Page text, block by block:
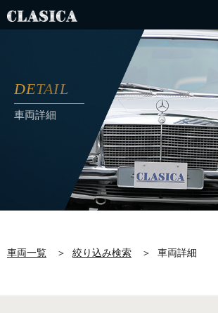
DETAIL
車両詳細
車両一覧 ＞ 絞り込み検索 ＞ 車両詳細